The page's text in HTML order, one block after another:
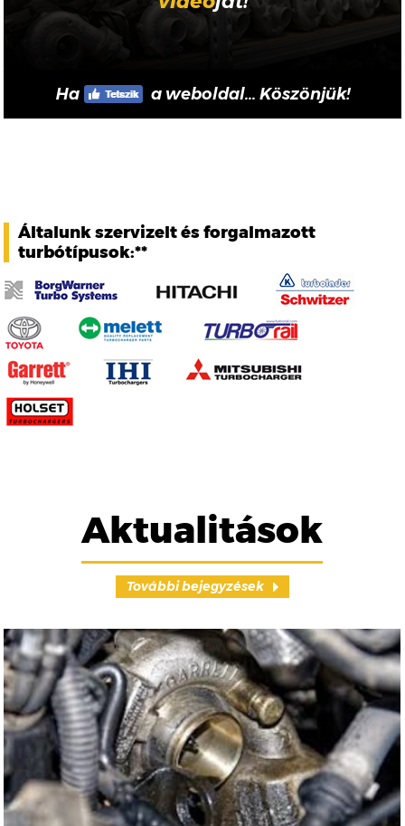
Ha a weboldal... Köszönjük!
Általunk szervizelt és forgalmazott
turbótípusok:**
Aktualitások
További bejegyzések